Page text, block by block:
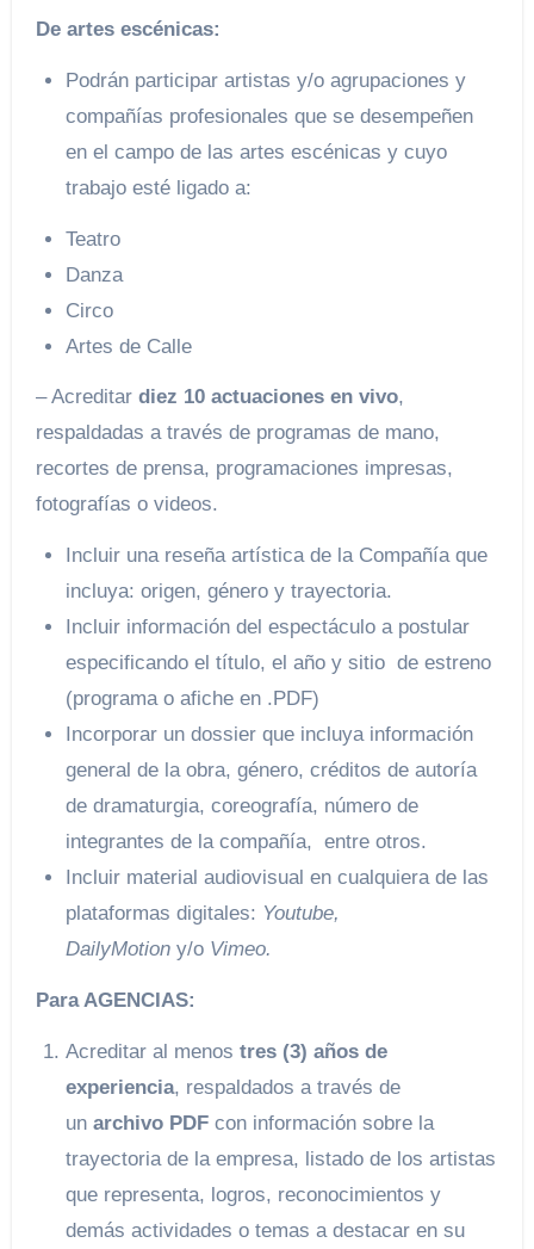
De artes escénicas:
Podrán participar artistas y/o agrupaciones y
compañías profesionales que se desempeñen
en el campo de las artes escénicas y cuyo
trabajo esté ligado a:
Teatro
Danza
Circo
Artes de Calle
– Acreditar diez 10 actuaciones en vivo,
respaldadas a través de programas de mano,
recortes de prensa, programaciones impresas,
fotografías o videos.
Incluir una reseña artística de la Compañía que
incluya: origen, género y trayectoria.
Incluir información del espectáculo a postular
especificando el título, el año y sitio de estreno
(programa o afiche en .PDF)
Incorporar un dossier que incluya información
general de la obra, género, créditos de autoría
de dramaturgia, coreografía, número de
integrantes de la compañía, entre otros.
Incluir material audiovisual en cualquiera de las
plataformas digitales: Youtube,
DailyMotiony/o Vimeo.
Para AGENCIAS:
Acreditar al menostres (3) años de
experiencia, respaldados a través de
unarchivo PDF con información sobre la
trayectoria de la empresa, listado de los artistas
que representa, logros, reconocimientos y
demás actividades o temas a destacar en su